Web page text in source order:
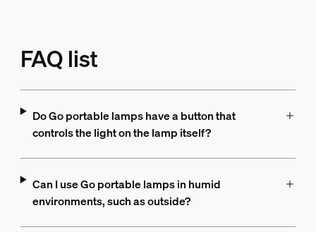
FAQ list
Do Go portable lamps have a button that
controls the light on the lamp itself?
Can I use Go portable lamps in humid
environments, such as outside?